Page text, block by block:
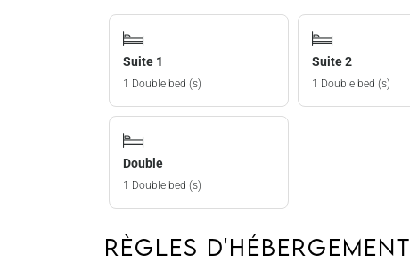
Suite 1
1 Double bed (s)
Suite 2
1 Double bed (s)
Double
1 Double bed (s)
Règles d'hébergement